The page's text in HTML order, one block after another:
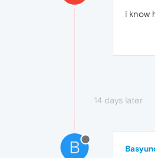
i know
14 days later
B